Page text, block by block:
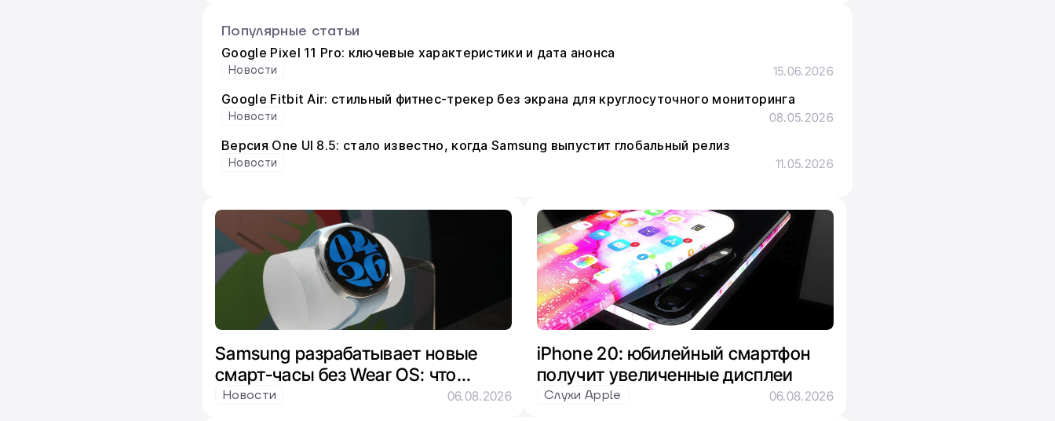
Популярные статьи
Google Pixel 11 Pro: ключевые характеристики и дата анонса
Новости 15.06.2026
Google Fitbit Air: стильный фитнес-трекер без экрана для круглосуточного мониторинга
Новости 08.05.2026
Версия One UI 8.5: стало известно, когда Samsung выпустит глобальный релиз
Новости 11.05.2026
Samsung разрабатывает новые
смарт-часы без Wear OS: что
известно о Galaxy Aero
Новости 06.08.2026
iPhone 20: юбилейный смартфон
получит увеличенные дисплеи
Слухи Apple 06.08.2026